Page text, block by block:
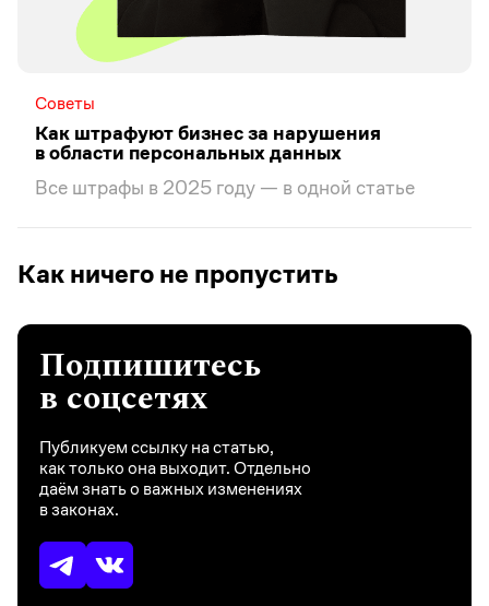
Советы
Как штрафуют бизнес за нарушения
в области персональных данных
Все штрафы в 2025 году — в одной статье
Как ничего не пропустить
Подпишитесь
в соцсетях
Публикуем ссылку на статью,
как только она выходит. Отдельно
даём знать о важных изменениях
в законах.